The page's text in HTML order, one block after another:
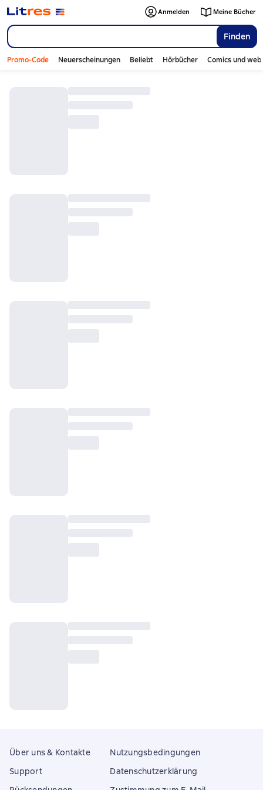
Finden
Anmelden Meine Bücher
Promo-Code Neuerscheinungen Beliebt Hörbücher Comics und
Über uns & Kontakte
Support
Nutzungsbedingungen
Datenschutzerklärung